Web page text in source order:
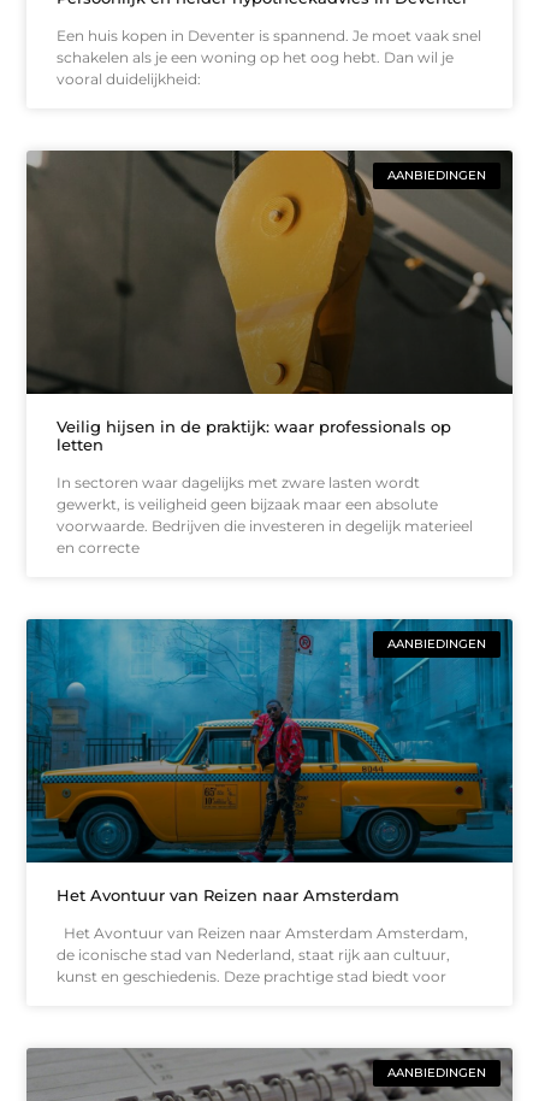
Een huis kopen in Deventer is spannend. Je moet vaak snel
schakelen als je een woning op het oog hebt. Dan wil je
vooral duidelijkheid:
AANBIEDINGEN
Veilig hijsen in de praktijk: waar professionals op
letten
In sectoren waar dagelijks met zware lasten wordt
gewerkt, is veiligheid geen bijzaak maar een absolute
voorwaarde. Bedrijven die investeren in degelijk materieel
en correcte
AANBIEDINGEN
Het Avontuur van Reizen naar Amsterdam
Het Avontuur van Reizen naar Amsterdam Amsterdam,
de iconische stad van Nederland, staat rijk aan cultuur,
kunst en geschiedenis. Deze prachtige stad biedt voor
AANBIEDINGEN